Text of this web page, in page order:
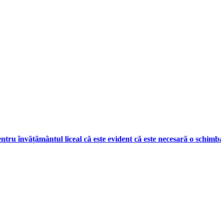
învățământul liceal că este evident că este necesară o